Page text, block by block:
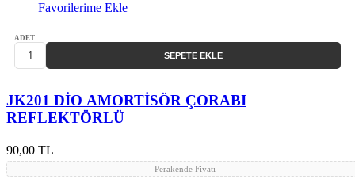
Favorilerime Ekle
ADET
SEPETE EKLE
JK201 DİO AMORTİSÖR ÇORABI
REFLEKTÖRLÜ
90,00 TL
Perakende Fiyatı